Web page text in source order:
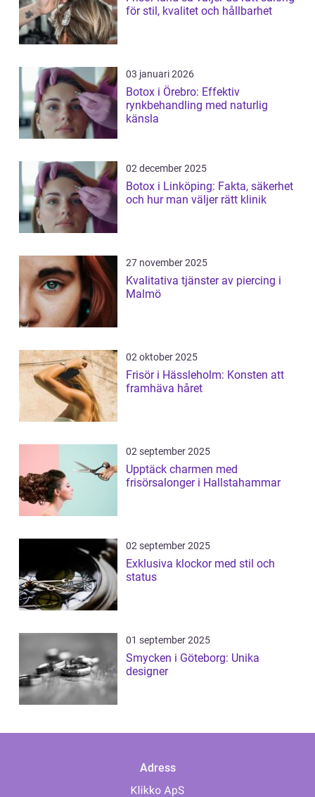
för stil, kvalitet och hållbarhet
03 januari 2026
Botox i Örebro: Effektiv
rynkbehandling med naturlig
känsla
02 december 2025
Botox i Linköping: Fakta, säkerhet
och hur man väljer rätt klinik
27 november 2025
Kvalitativa tjänster av piercing i
Malmö
02 oktober 2025
Frisör i Hässleholm: Konsten att
framhäva håret
02 september 2025
Upptäck charmen med
frisörsalonger i Hallstahammar
02 september 2025
Exklusiva klockor med stil och
status
01 september 2025
Smycken i Göteborg: Unika
designer
Adress